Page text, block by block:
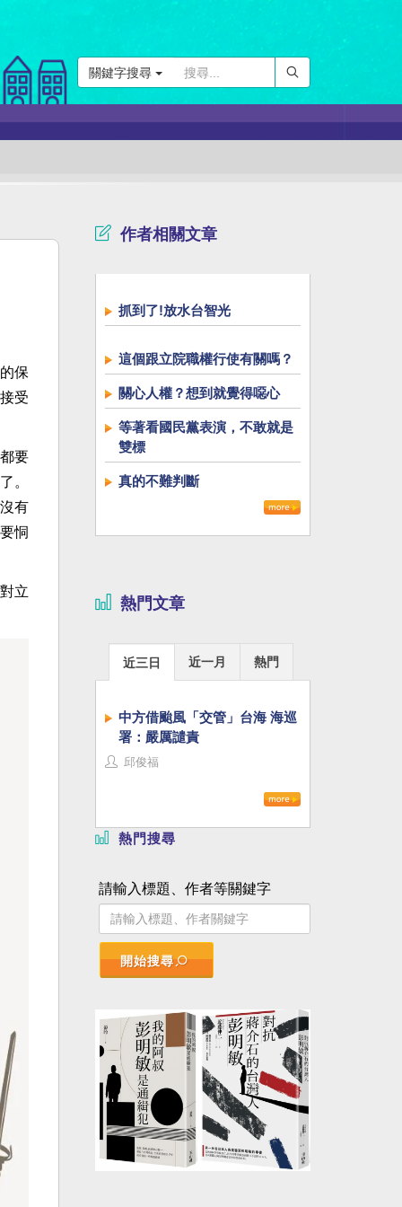
關鍵字搜尋
保
受
要
。
有
恫
立
作者相關文章
抓到了!放水台智光
這個跟立院職權行使有關嗎？
關心人權？想到就覺得噁心
等著看國民黨表演，不敢就是
雙標
真的不難判斷
熱門文章
近三日 近一月 熱門
中方借颱風「交管」台海 海巡
署：嚴厲譴責
邱俊福
熱門搜尋
請輸入標題、作者等關鍵字
開始搜尋